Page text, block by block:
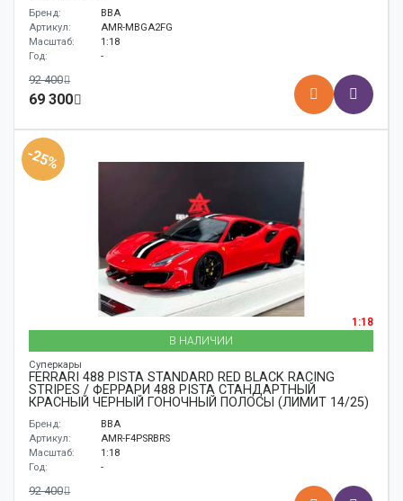
Бренд:
BBA
Артикул:
AMR-MBGA2FG
Масштаб:
1:18
Год:
-
92 400
69 300
-25%
1:18
В НАЛИЧИИ
Суперкары
FERRARI 488 PISTA STANDARD RED BLACK RACING
STRIPES / ФЕРРАРИ 488 PISTA СТАНДАРТНЫЙ
КРАСНЫЙ ЧЕРНЫЙ ГОНОЧНЫЙ ПОЛОСЫ (ЛИМИТ 14/25)
Бренд:
BBA
Артикул:
AMR-F4PSRBRS
Масштаб:
1:18
Год:
-
92 400